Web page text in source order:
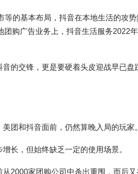
的基本布局，抖音在本地生活的攻
购广告业务上，抖音生活服务2022
音的交锋，更是要硬着头皮迎战早已
团和抖音面前，仍然算晚入局的玩家。
长，但始终缺乏一定的使用场景。
2000家团购公司中杀出重围，而后又